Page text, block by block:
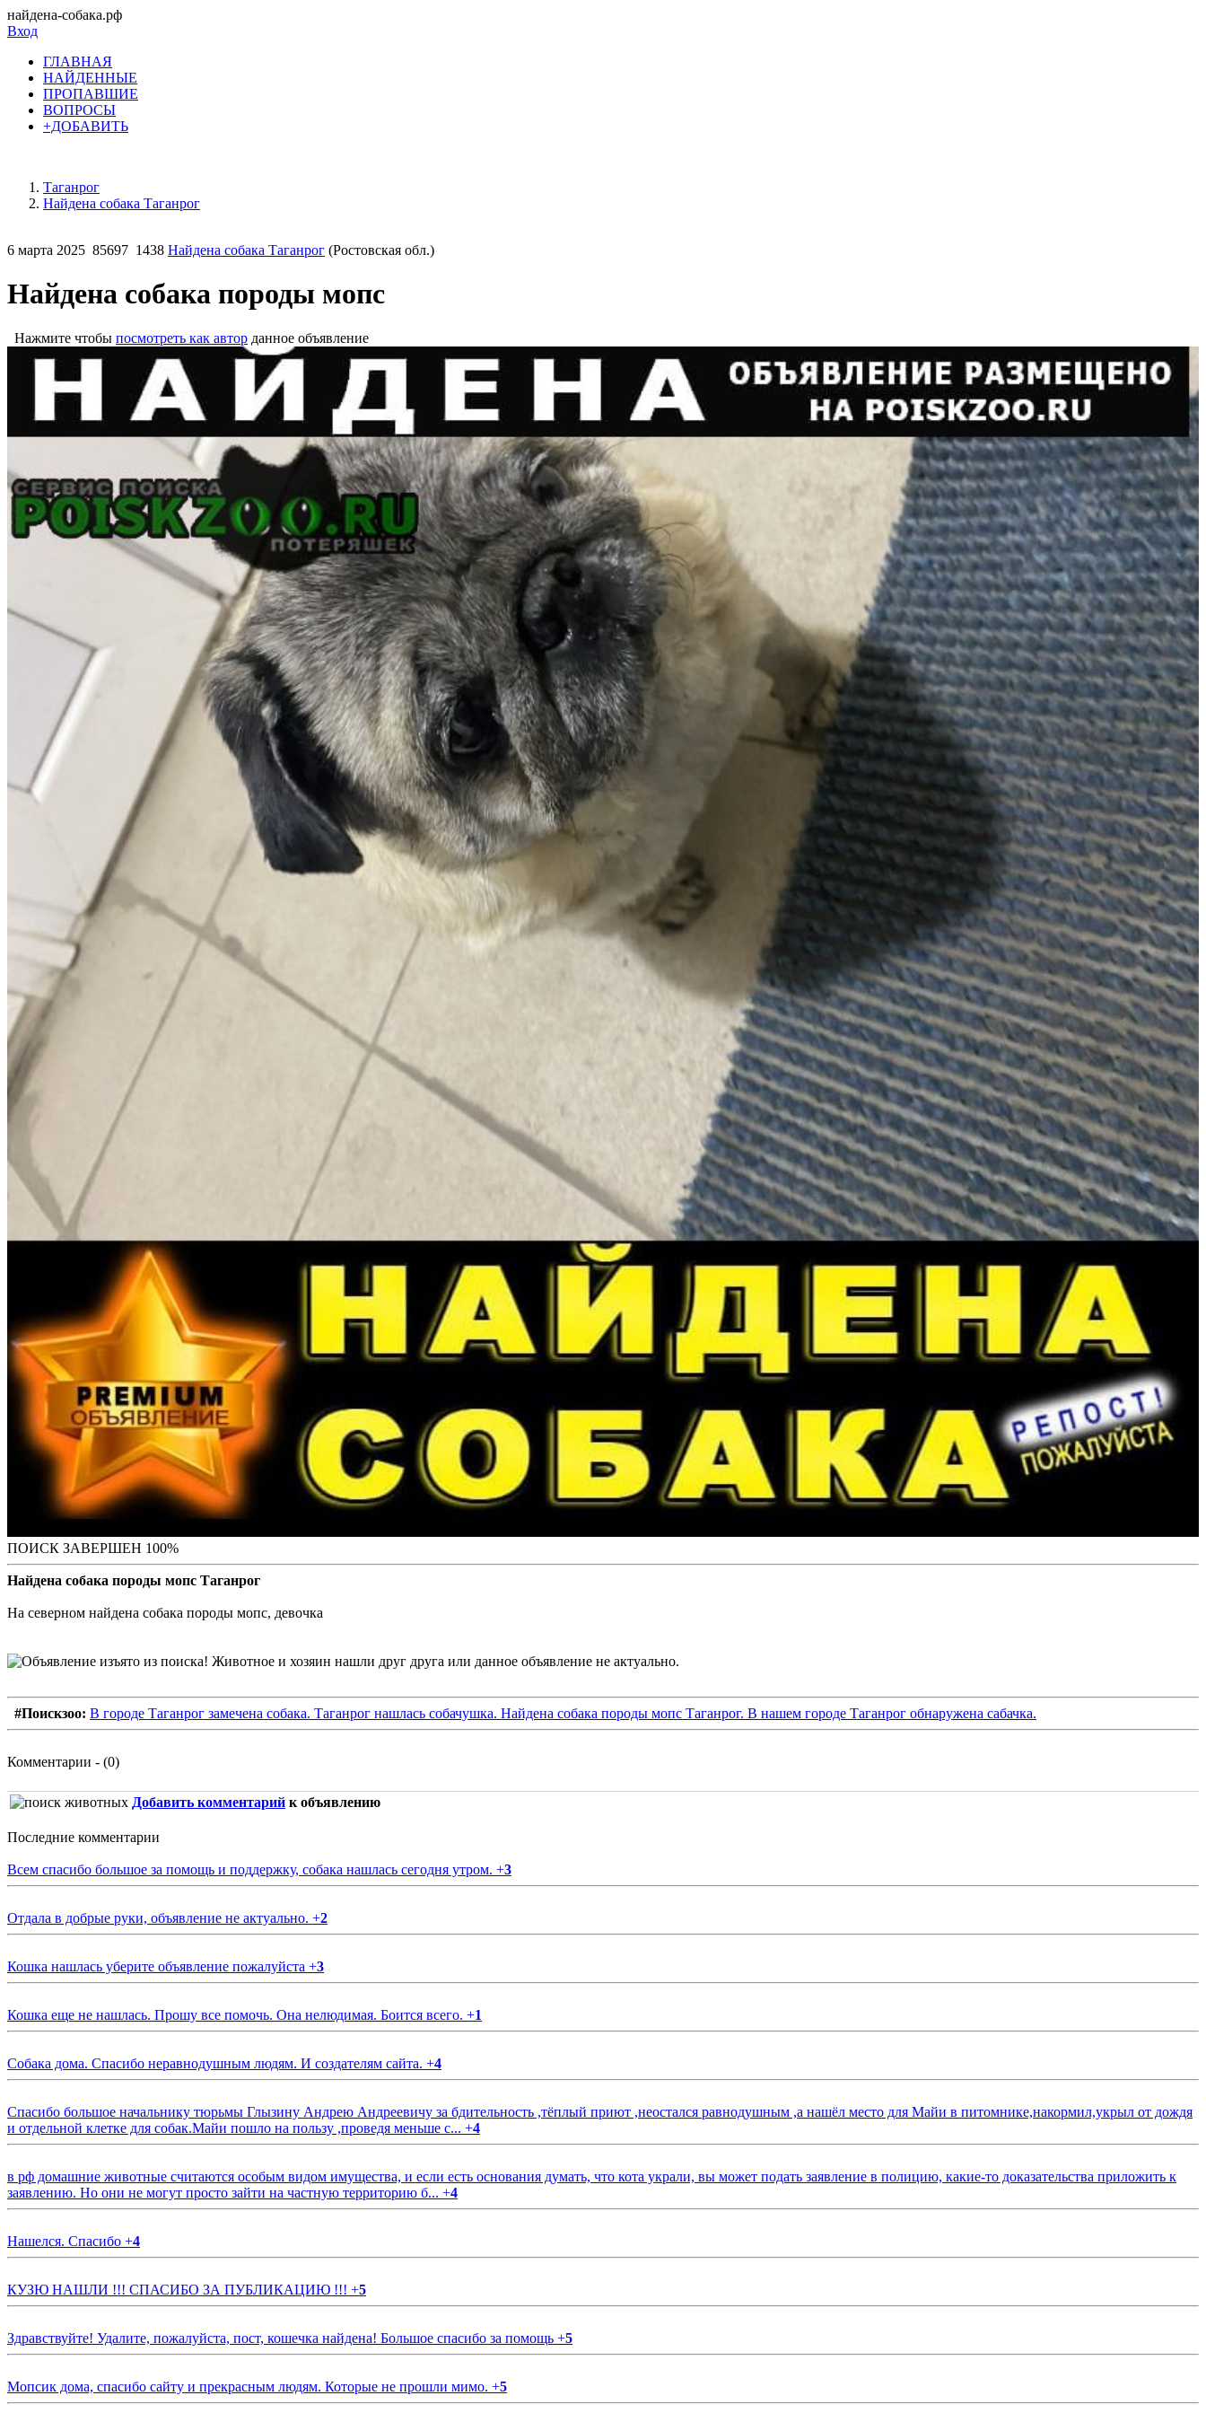
найдена-собака.рф
Вход
ГЛАВНАЯ
НАЙДЕННЫЕ
ПРОПАВШИЕ
ВОПРОСЫ
+ДОБАВИТЬ
Таганрог
Найдена собака Таганрог
6 марта 2025 85697 1438 Найдена собака Таганрог (Ростовская обл.)
Найдена собака породы мопс
Нажмите чтобы посмотреть как автор данное объявление
ПОИСК ЗАВЕРШЕН 100%
Найдена собака породы мопс Таганрог
На северном найдена собака породы мопс, девочка
#Поискзоо: В городе Таганрог замечена собака. Таганрог нашлась собачушка. Найдена собака породы мопс Таганрог. В нашем городе Таганрог обнаружена сабачка.
Комментарии - (0)
Добавить комментарий к объявлению
Последние комментарии
Всем спасибо большое за помощь и поддержку, собака нашлась сегодня утром. +3
Отдала в добрые руки, объявление не актуально. +2
Кошка нашлась уберите объявление пожалуйста +3
Кошка еще не нашлась. Прошу все помочь. Она нелюдимая. Боится всего. +1
Собака дома. Спасибо неравнодушным людям. И создателям сайта. +4
Спасибо большое начальнику тюрьмы Глызину Андрею Андреевичу за бдительность ,тёплый приют ,неостался равнодушным ,а нашёл место для Майи в питомнике,накормил,укрыл от дождя
и отдельной клетке для собак.Майи пошло на пользу ,проведя меньше с... +4
в рф домашние животные считаются особым видом имущества, и если есть основания думать, что кота украли, вы может подать заявление в полицию, какие-то доказательства приложить к
заявлению. Но они не могут просто зайти на частную территорию б... +4
Нашелся. Спасибо +4
КУЗЮ НАШЛИ !!! СПАСИБО ЗА ПУБЛИКАЦИЮ !!! +5
Здравствуйте! Удалите, пожалуйста, пост, кошечка найдена! Большое спасибо за помощь +5
Мопсик дома, спасибо сайту и прекрасным людям. Которые не прошли мимо. +5